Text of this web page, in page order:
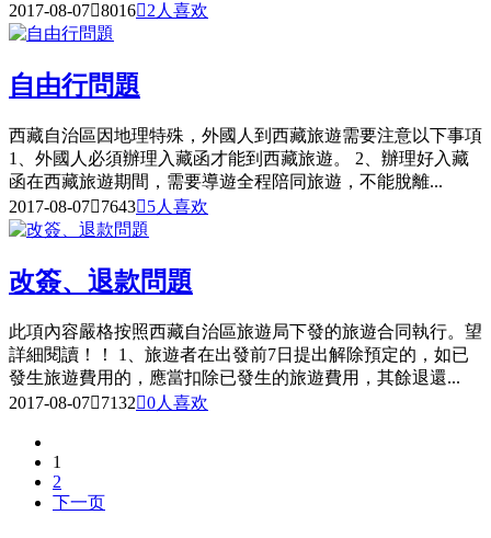
2017-08-0780162 人喜欢
自由行問題
西藏自治區因地理特殊，外國人到西藏旅遊需要注意以下事項
1、外國人必須辦理入藏函才能到西藏旅遊。 2、辦理好入藏
函在西藏旅遊期間，需要導遊全程陪同旅遊，不能脫離...
2017-08-0776435人喜欢
改簽、退款問題
此項內容嚴格按照西藏自治區旅遊局下發的旅遊合同執行。望
詳細閱讀！！ 1、旅遊者在出發前7日提出解除預定的，如已
發生旅遊費用的，應當扣除已發生的旅遊費用，其餘退還...
2017-08-0771320人喜欢
1
2
下一页